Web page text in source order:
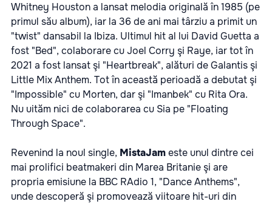
Whitney Houston a lansat melodia originală în 1985 (pe
primul său album), iar la 36 de ani mai târziu a primit un
"twist" dansabil la Ibiza. Ultimul hit al lui David Guetta a
fost "Bed", colaborare cu Joel Corry şi Raye, iar tot în
2021 a fost lansat şi "Heartbreak", alături de Galantis şi
Little Mix Anthem. Tot în această perioadă a debutat şi
"Impossible" cu Morten, dar şi "Imanbek" cu Rita Ora.
Nu uităm nici de colaborarea cu Sia pe "Floating
Through Space".
Revenind la noul single, MistaJameste unul dintre cei
mai prolifici beatmakeri din Marea Britanie şi are
propria emisiune la BBC RAdio 1, "Dance Anthems",
unde descoperă şi promovează viitoare hit-uri din